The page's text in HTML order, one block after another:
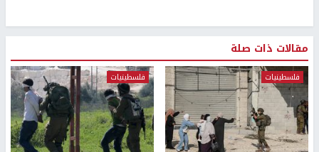
مقالات ذات صلة
فلسطينيات فلسطينيات